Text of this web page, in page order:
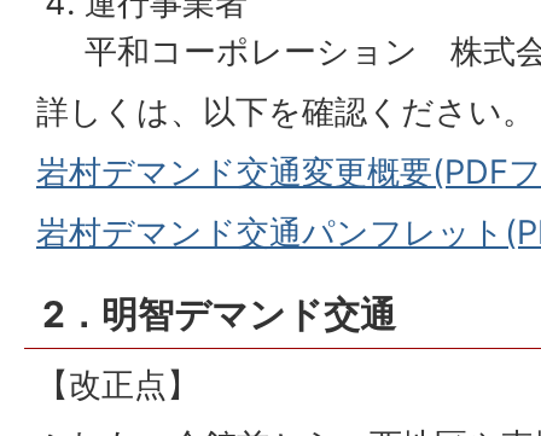
平和コーポレーション 株式
詳しくは、以下を確認ください。
岩村デマンド交通変更概要(PDF
岩村デマンド交通パンフレット
2．明智デマンド交通
【改正点】